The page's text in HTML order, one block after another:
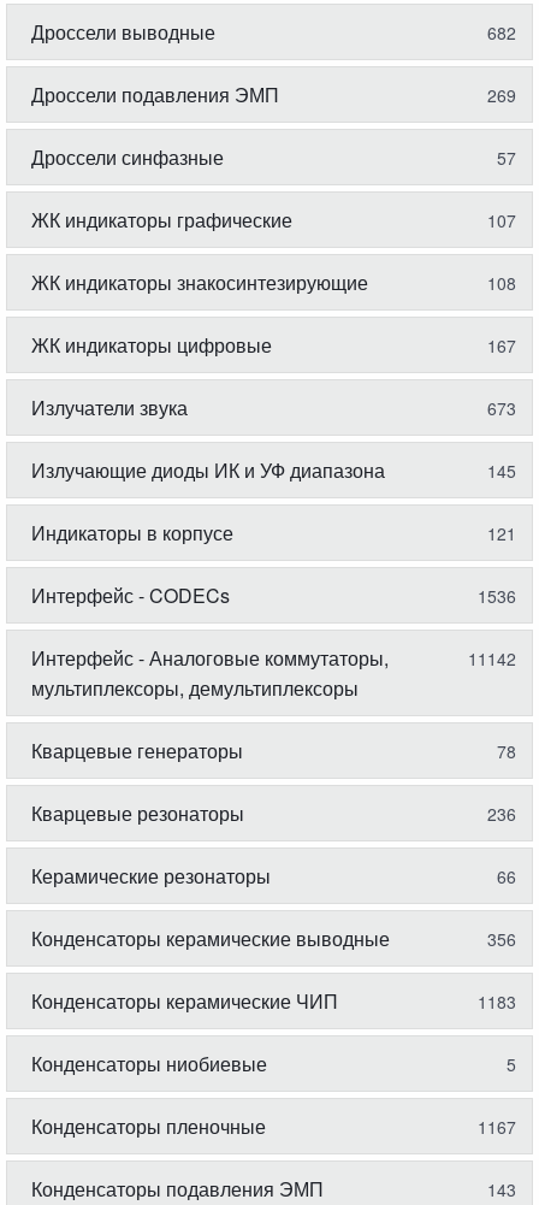
Дроссели выводные 682
Дроссели подавления ЭМП 269
Дроссели синфазные 57
ЖК индикаторы графические 107
ЖК индикаторы знакосинтезирующие 108
ЖК индикаторы цифровые 167
Излучатели звука 673
Излучающие диоды ИК и УФ диапазона 145
Индикаторы в корпусе 121
Интерфейс - CODECs 1536
Интерфейс - Аналоговые коммутаторы,
мультиплексоры, демультиплексоры
11142
Кварцевые генераторы 78
Кварцевые резонаторы 236
Керамические резонаторы 66
Конденсаторы керамические выводные 356
Конденсаторы керамические ЧИП 1183
Конденсаторы ниобиевые 5
Конденсаторы пленочные 1167
Конденсаторы подавления ЭМП 143